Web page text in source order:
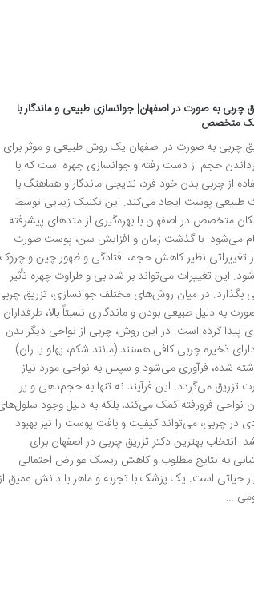
چربی به صورت در اصفهان| جوانسازی طبیعی و ماندگار با
متخصص
چربی به صورت در اصفهان یک روش طبیعی و موثر برای
حجم از دست رفته و جوانسازی چهره است که با
از چربی بدن خود فرد، نتایجی ماندگار و هماهنگ با
طبیعی پوست ایجاد می‌کند. این تکنیک زیبایی توسط
متخصص در اصفهان با بهره‌گیری از متدهای پیشرفته
می‌شود. با گذشت زمان و افزایش سن، پوست صورت
تغییراتی نظیر کاهش حجم، افتادگی و ظهور چین و چروک
این تغییرات می‌تواند بر شادابی و طراوت چهره تأثیر
بگذارد. در میان روش‌های مختلف جوانسازی، تزریق
به دلیل طبیعی بودن و ماندگاری نسبتاً بالا، طرفداران
پیدا کرده است. در این روش، چربی از نواحی دیگر بدن
ذخیره چربی کافی هستند (مانند شکم، پهلو یا ران)
شده، فرآوری می‌شود و سپس به نواحی مورد نیاز
تزریق می‌گردد. این فرآیند نه تنها به حجم‌دهی و پر
نواحی فرورفته کمک می‌کند، بلکه به دلیل وجود
در چربی، می‌تواند کیفیت و بافت پوست را نیز بهبود
انتخاب بهترین دکتر تزریق چربی در اصفهان برای
به نتایج مطلوب و کاهش ریسک عوارض احتمالی
حیاتی است. یک پزشک با تجربه و ماهر با دانش عمیق
…